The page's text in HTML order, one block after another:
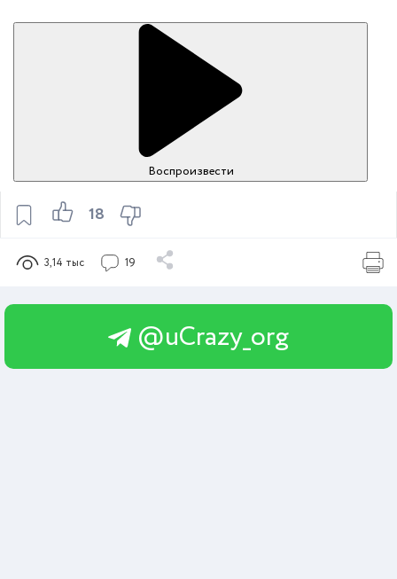
18
Воспроизвести
3,14 тыс 19
@uCrazy_org